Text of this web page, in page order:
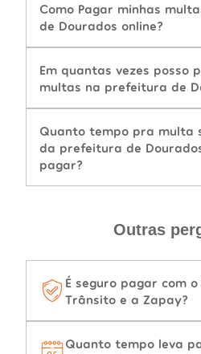
Como Pagar minhas
de Dourados online?
Em quantas vezes posso
multas na prefeitura de
Quanto tempo pra multa
da prefeitura de
pagar?
Outras
É seguro pagar com
Trânsito e a Zapay?
Quanto tempo leva